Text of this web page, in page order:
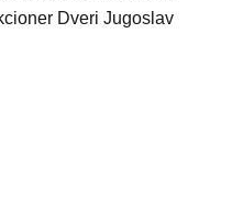
Dveri Jugoslav